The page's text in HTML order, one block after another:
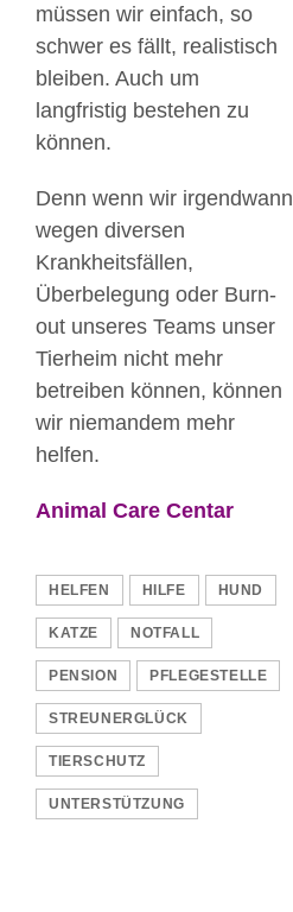
müssen wir einfach, so
schwer es fällt, realistisch
bleiben. Auch um
langfristig bestehen zu
können.
Denn wenn wir irgendwann
wegen diversen
Krankheitsfällen,
Überbelegung oder Burn-
out unseres Teams unser
Tierheim nicht mehr
betreiben können, können
wir niemandem mehr
helfen.
Animal Care Centar
HELFEN HILFE HUND
KATZE NOTFALL
PENSION PFLEGESTELLE
STREUNERGLÜCK
TIERSCHUTZ
UNTERSTÜTZUNG